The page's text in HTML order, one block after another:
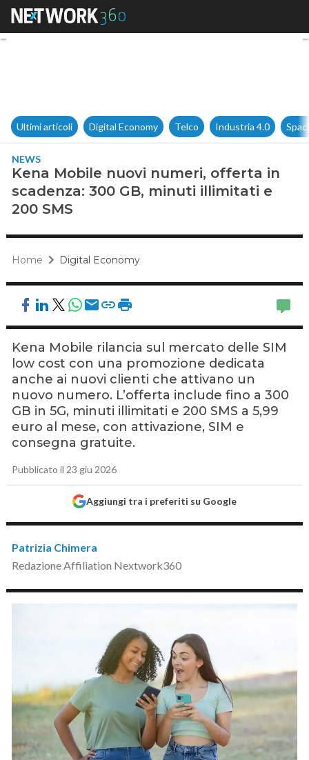
Kena Mobile nuovi numeri,
Ultimi articoli Digital Economy Telco Industria 4.0
NEWS
Kena Mobile nuovi numeri, offerta in
scadenza: 300 GB, minuti illimitati e
200 SMS
Home Digital Economy
Kena Mobile rilancia sul mercato delle SIM
low cost con una promozione dedicata
anche ai nuovi clienti che attivano un
nuovo numero. L’offerta include fino a 300
GB in 5G, minuti illimitati e 200 SMS a 5,99
euro al mese, con attivazione, SIM e
consegna gratuite.
Pubblicato il 23 giu 2026
Aggiungi tra i preferiti su Google
Patrizia Chimera
Redazione Affiliation Nextwork360